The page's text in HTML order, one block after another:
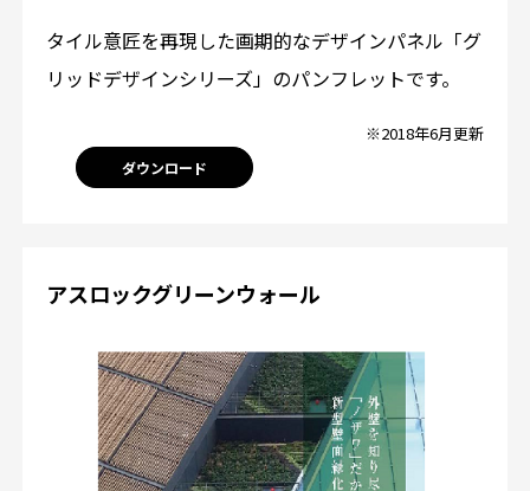
タイル意匠を再現した画期的なデザインパネル「グ
リッドデザインシリーズ」のパンフレットです。
※2018年6月更新
ダウンロード
アスロックグリーンウォール